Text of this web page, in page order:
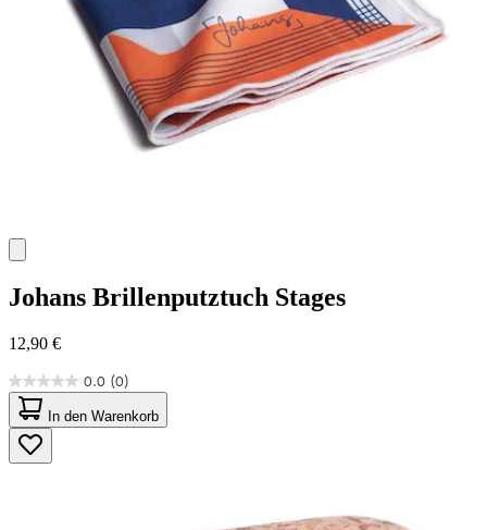
Johans Brillenputztuch Stages
12,90 €
0.0 (0)
0.0
von
5
Sternen.
In den Warenkorb